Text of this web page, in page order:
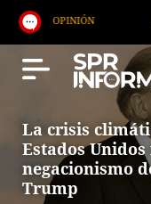
ARTÍCULOS
La crisis
Estados
negacionismo
Trump